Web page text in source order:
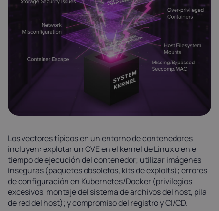
Los vectores típicos en un entorno de contenedores
incluyen: explotar un CVE en el kernel de Linux o en el
tiempo de ejecución del contenedor; utilizar imágenes
inseguras (paquetes obsoletos, kits de exploits); errores
de configuración en Kubernetes/Docker (privilegios
excesivos, montaje del sistema de archivos del host, pila
de red del host); y compromiso del registro y CI/CD.